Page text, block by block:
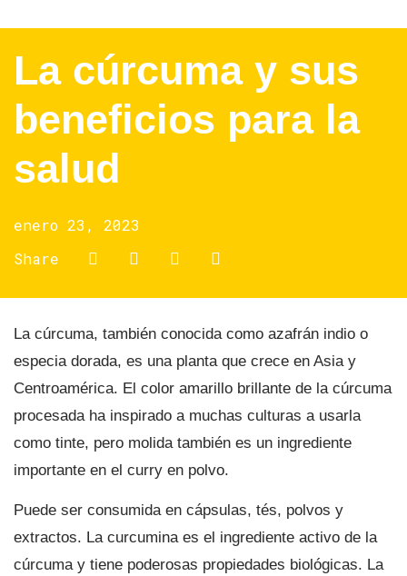
La cúrcuma y sus
beneficios para la
salud
enero 23, 2023
Share
La cúrcuma, también conocida como azafrán indio o
especia dorada, es una planta que crece en Asia y
Centroamérica. El color amarillo brillante de la cúrcuma
procesada ha inspirado a muchas culturas a usarla
como tinte, pero molida también es un ingrediente
importante en el curry en polvo.
Puede ser consumida en cápsulas, tés, polvos y
extractos. La curcumina es el ingrediente activo de la
cúrcuma y tiene poderosas propiedades biológicas. La